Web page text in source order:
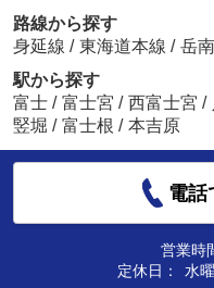
路線から探す
身延線 / 東海道本線 / 岳
駅から探す
富士 / 富士宮 / 西富士宮 /
竪堀 / 富士根 / 本吉原
電話
営業時
定休日：
水